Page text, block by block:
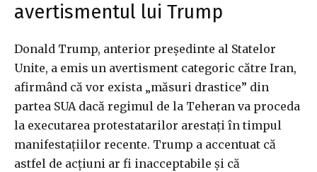
avertismentul lui Trump
Donald Trump, anterior președinte al Statelor
Unite, a emis un avertisment categoric către Iran,
afirmând că vor exista „măsuri drastice” din
partea SUA dacă regimul de la Teheran va proceda
la executarea protestatarilor arestați în timpul
manifestațiilor recente. Trump a accentuat că
astfel de acțiuni ar fi inacceptabile și că